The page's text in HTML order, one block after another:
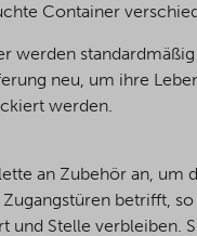
Container
werden
neu, um ihre
werden.
an Zubehör an, um
betrifft,
und Stelle verbleiben.